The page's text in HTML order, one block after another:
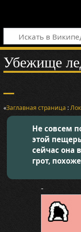
Убежище
«Заглавная страница :
Не совсем
этой
сейчас она
грот,
-